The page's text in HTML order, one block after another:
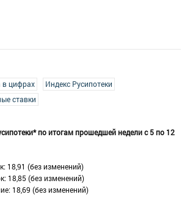
в цифрах
Индекс Русипотеки
ставки
по итогам прошедшей недели с 5 по 12
18,91 (без изменений)
18,85 (без изменений)
18,69 (без изменений)